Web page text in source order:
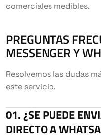
comerciales medibles.
PREGUNTAS
MESSENGER Y
Resolvemos las dudas
este servicio.
¿SE PUEDE
DIRECTO A